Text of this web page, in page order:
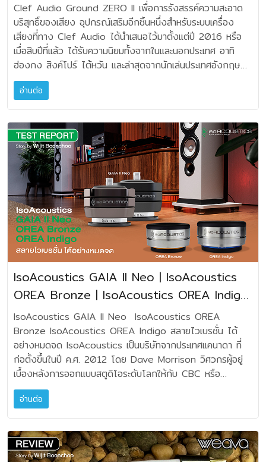
Offset ซึ่งปะปนอยู่บนไฟ AC บ้าน เป็นปัญหาที่สามารถพบได้
บ่อยขึ้นในปัจจุบัน เพราะอุปกรณ์ไฟฟ้าสมัยใหม่จำนวนมากใช้วง
จรสวิตชิ่ง (SMPS) และโหลดที่กินกระแสไม่สมมาตร ทำให้รูป
คลื่น AC มีค่าเฉลี่ยไม่เป็นศูนย์ ถ้าถามว่ามันจะเข้าไปส่งผลต่อ
ระบบเครื่องเสียงในบ้านอย่างไรบ้าง ก็อาจมีดังต่อไปนี้ครับ •
อาการที่หม้อแปลงไฟฟ้าเกิดอาการอิ่มตัว (Transformer
Saturation) นี่คือผลเสียที่สำคัญที่สุด เมื่อมี DC เพียงไม่กี่ร้อย
มิลลิโวลต์ปนอยู่บนไฟ AC จะทำให้แกนเหล็กของหม้อแปลงถูกไบ
อัสไปด้านหนึ่ง ส่งผลให้แกนเหล็กอิ่มตัวเร็วกว่าปกติ ซึ่งจะปราก
ฎอาการหม้อแปลงคราง (Hum/Buzz) ตัวเครื่องสั่น มีเสียงดัง
จากภายในแอมป์ โดยเฉพาะยิ่งใช้หม้อแปลง Toroidal ยิ่งไวต่อ
DC มากขึ้น • หม้อแปลงร้อนขึ้น เพราะเมื่อแกนอิ่มตัว กระแสแม่
เหล็ก (Magnetizing Current) จะเพิ่มขึ้นมาก ผลคือหม้อแปลง
ร้อนกว่าปกติ อายุการใช้งานลดลง และทำให้ประสิทธิภาพลดลง
• บางครั้งฟิวส์หรือเบรกเกอร์อาจตัดโดยไม่จำเป็น ซึ่งในกรณี
รุนแรงกระแสขณะเปิดเครื่อง (Inrush Current) สูงขึ้น ฟิวส์ก็
จะขาดง่ายขึ้น เบรกเกอร์อาจตัดโดยไม่มีสาเหตุชัดเจน • เพิ่ม
ระดับ Noise ในระบบ ถ้าในทางตรงแล้ว DC ไม่ได้เข้าไปใน
สัญญาณเสียง แต่ผลจากหม้อแปลงที่อิ่มตัวทำให้เกิด
Mechanical vibration สนามแม่เหล็กรั่วมากขึ้น EMI เพิ่มขึ้น
ซึ่งอาจทำให้พื้นเสียง (Noise Floor) แย่ลงในระบบที่ละเอียด
มากๆ ครับ • Dynamic ของแอมป์อาจลดลงเล็กน้อย ในกรณีที่
DC สูงมาก เมื่อหม้อแปลงทำงานใกล้จุดอิ่มตัว นี่เป็นคำตอบ
ของ Clef PowerBRIDGE-dcX ที่จะออกแบบมาเพื่อช่วยหยุด
ไม่ให้ DC Offset ในไฟบ้านออกไปสู่ระบบเครื่องเสียง ด้วย
วงจรกรอง DC คุณภาพสูงนั่นเอง สำหรับตัว Clef
สี่เหลี่ยม มีรูปโค้งเว้าสวยงามคล้ายเครื่องกรองไฟของ Clef มี
ขนาดกะทัดรัดอยู่ที่ประมาณ 65 × 180 × 253 มิลลิเมตร
(กว้าง × สูง × ลึก) และมีน้ำหนักตัวเครื่องอยู่ที่ 2 กิโลกรัม สม
น้ำสมตัว มีช่องต่อเอซีเอาต์สองชุด มีสายไฟเฉพาะของเขาเองมา
ให้ โดย Clef ใช้สายและขั้วรับแบบ C19 ขั้วต่อ C19 เป็นขั้วต่อ
Clef Audio Ground ZERO II เพื่อการรังสรรค์ความสะอาด
บริสุทธิ์ของเสียง อุปกรณ์เสริมอีกชิ้นหนึ่งสำหรับระบบเครื่อง
เสียงที่ทาง Clef Audio ได้นำเสนอไว้มาตั้งแต่ปี 2016 หรือ
เมื่อสิบปีที่แล้ว ได้รับความนิยมทั้งจากในและนอกประเทศ อาทิ
ฮ่องกง สิงค์โปร์ ไต้หวัน และล่าสุดจากนักเล่นประเทศอังกฤษ
จนเมื่อเร็วๆ นี้ ได้รับรางวัลห้าดาว จากนิตยสาร HiFi Choice
เมื่อปลายปี 2025 แม้ว่าจะมีคุณภาพที่ดีมาก แต่ทางทีมงาน
ออกแบบ ยังเชื่อว่าสามารถปรับปรุงให้ดีขึ้นได้อีก จึงเป็นที่มาของ
GroundZERO MK II ที่ได้รับการพัฒนาปรับปรุงขึ้นไปอีกระดับ
การลดการรบกวนที่สามารถหลุดรอดมาในระบบเสียง อัน
เนื่องจากระบบกราวนด์ เป็นปัญหาประการหนึ่งซึ่งนักเล่นเครื่อง
เสียงพบกันอยู่ตลอดเวลา เพียงแต่ว่าจะมีความเอาใจใส่ ให้ความ
สำคัญ และเข้าใจถึงรูปแบบวิธีการที่จะขจัดมันได้ดีหรือไม่ บาง
ครั้งด้วยเหตุที่อุปกรณ์ซึ่งนำออกมาจำหน่ายโดยผู้ผลิตต่างประเทศ
จะมีราคาสูงมาก ทำให้ความรู้สึกของนักเล่น มองว่าไม่จำเป็นหรือ
ไม่คุ้มค่า แต่ในความเป็นจริงทางปฏิบัติ การจัดการระบบกราวนด์
มีผลต่อคุณภาพเสียงมาก สังเกตได้ว่าระยะนี้นักเล่นเครื่องเสียงระ
ดับไฮเอ็นด์หันมาสนใจเรื่องนี้กันอย่างมากเป็นพิเศษ สำหรับ
GroundZERO MK II ของ Clef Audio อาจจะเป็นตัวตอบ
โจทย์ที่ดี เพราะในแง่คุณภาพและราคาตั้งแต่รุ่นแรกที่ผมเคย
ทดลองมาแล้ว มาจนถึงรุ่น MK II นับว่าให้ผลได้คุ้มค่าน่าทึ่งเลยที
นี้ โดยหลักการโดยทั่วไปจะทำการลด Noise ในระบบกราวนด์
ด้วยการนำอุปกรณ์ไปเสียบต่อเข้ากับช่อง RCA ที่ว่างอยู่นั้น ก็
เป็นเรื่องที่ง่ายดายไม่ยุ่งยากซับซ้อน และไม่ต้องใช้ไฟเลี้ยงครับ
หลักการพื้นฐานสำหรับช่อง RCA ที่ไม่ได้ใช้งานในเครื่องเสียง
ส่วนมากจะยังคงเชื่อมต่อกับกราวนด์สัญญาณ (Signal
Ground) ของวงจรอยู่ตลอดเวลา ซึ่ง Noise ที่เกิดขึ้นในระบบ
ที่จะสามารถหลุดรอดมาทางกราวนด์ได้ เช่น RF Noise หรือ
คลื่นวิทยุความถี่สูง การรบกวนโดย EMI จากสวิตชิ่งเพาเวอร์
ซัพพลาย ไม่เว้นกระทั่งดิจิทัลน้อยซ์ที่มากับ DAC และ Network
Streamer มันคือกระแสรบกวนที่ไหลวนในกราวนด์นั่นเอง หลาย
อ่านต่อ
IsoAcoustics GAIA II Neo | IsoAcoustics
OREA Bronze | IsoAcoustics OREA Indigo
สลายไวเบรชั่น ได้อย่างหมดจด
IsoAcoustics GAIA II Neo IsoAcoustics OREA Bronze IsoAcoustics OREA Indigo สลายไวเบรชั่น ได้อย่างหมดจด IsoAcoustics เป็นบริษัทจากประเทศแคนาดา ที่ก่อตั้งขึ้นในปี ค.ศ. 2012 โดย Dave Morrison วิศวกรผู้อยู่เบื้องหลังการออกแบบสตูดิโอระดับโลกให้กับ CBC หรือ Canadian Broadcasting Corporation ซึ่งเป็นองค์กรกระจายเสียงแห่งชาติของแคนาดา จุดเริ่มต้นของบริษัท ในระหว่างการทำงานกับ CBC เป็นเวลานานกว่า 20 ปี Dave Morrison พบว่าปัญหาใหญ่ของระบบเสียงทั้งในสตูดิโอและในบ้านคือ “แรงสั่นสะเทือน” ที่ส่งผ่านระหว่างลำโพง อุปกรณ์ และพื้นผิวรองรับ ซึ่งทำให้รายละเอียดเสียง ความเที่ยงตรง และมิติของเวทีเสียงลดลง จากประสบการณ์ด้านวิศวกรรมและอะคูสติก เขาจึงพัฒนาเทคโนโลยี Isolation ที่สามารถแยกแรงสั่นสะเทือนได้อย่างมีประสิทธิภาพ และก่อตั้ง IsoAcoustics เพื่อนำเทคโนโลยีนี้ออกสู่ตลาดเครื่องเสียงและงานสตูดิโอ พัฒนาการที่สำคัญของ IsoAcoustics • ปี 2012 ก่อตั้งบริษัทและเปิดตัวผลิตภัณฑ์สำหรับมอนิเตอร์สตูดิโอ • ปี 2016 เปิดตัวซีรีส์ GAIA สำหรับลำโพงไฮไฟระดับไฮเอ็นด์ • ปี 2017 เปิดตัวซีรีส์ OREA สำหรับอุปกรณ์เครื่องเสียง เช่น DAC, CD Player และ Turntable ปัจจุบันผลิตภัณฑ์ของบริษัทได้รับการใช้งานอย่างแพร่หลายในวงการออดิโอไฟล์และสตูดิโอทั่วโลก ด้วยแนวคิดหลักของ IsoAcoustics คือจัดการแรงสั่นสะเทือนอย่างถูกต้อง เพื่อให้อุปกรณ์และลำโพงสามารถถ่ายทอดเสียงได้เต็มศักยภาพ แทนที่จะใช้วัสดุแข็งเพื่อถ่ายเทแรงสั่นลงพื้น IsoAcoustics ใช้โครงสร้างภายในที่ออกแบบให้ “ดูดซับและควบคุม” การสั่นสะเทือนอย่างเป็นระบบ มุ่งพัฒนาเทคโนโลยีควบคุมแรงสั่นสะเทือนเพื่อยกระดับคุณภาพเสียงของลำโพงและอุปกรณ์เครื่องเสียงให้มีความชัดเจน นิ่ง และสมจริงยิ่งขึ้น โดยใช้โครงสร้างภายในแบบยืดหยุ่นที่ “รับน้ำหนักตามช่วงที่กำหนด” เพื่อเปลี่ยนพลังงานสั่นสะเทือนให้ลดลงก่อนจะส่งต่อไปยังพื้น หรือย้อนกลับเข้าสู่ตัวอุปกรณ์ ผลลัพธ์ที่ผู้ใช้มักพบคือเสียงสะอาดขึ้น โฟกัสดีขึ้น เวทีเสียงนิ่งขึ้น และเบสกระชับขึ้น สำหรับนักเล่นเครื่องเสียงทั่วโลก IsoAcoustics ได้กลายเป็นหนึ่งในแบรนด์มาตรฐานด้าน Isolation ที่ได้รับการยอมรับอย่างกว้างขวาง ในฐานะอุปกรณ์ที่ขึ้นชื่อว่า จำเป็นอย่างยิ่งสำหรับออดิโอไฟล์ ทั้งคุณภาพและราคาที่สมเหตุผล อีกทั้ง IsoAcoustics เป็นอุปกรณ์ที่มีองค์ประกอบของยางพิเศษ โครงโลหะช่วยรองรับและสลายการสั่นไวอย่างเป็นรูปธรรม เป็นหลักการวิทยาศาสตร์ที่อธิบายความจริงอันปราศจากข้อสงสัย ทำให้แบรนด์เครื่องเสียงระดับโลกส่วนใหญ่เลือกนำไปใช้กับผลิตภัณฑ์ของตน เทคโนโลยีหลักของ IsoAcoustics : 1. Tuned Isolation แกนภายในของแต่ละรุ่นถูกออกแบบให้ทำงานดีที่สุดภายใต้ช่วงน้ำหนักที่กำหนด หากใช้น้ำหนักตรงตามสเปก ประสิทธิภาพการแยกแรงสั่นสะเทือนจะสูงสุด 2. Directional Energy Management ควบคุมการเคลื่อนไหวในแนวที่ต้องการลดการสั่นด้านข้างที่ทำให้ภาพเสียงพร่ามัว โดยเฉพาะในลำโพงตั้งพื้น 3. Suction-Cup Effect (OREA) ผิวสัมผัสด้านบนและด้านล่างมีลักษณะคล้ายการดูดเกาะ ช่วยยึดกับตัวเครื่องและชั้นวางได้มั่นคง 4. Structural-Borne Noise Reduction ลดการส่งแรงสั่นเข้าสู่สองสถานะ คือสลายลงพื้นและลดการสะท้อนกลับเข้าสู่เครื่องเสียงหรือ ลำโพง ผมได้นำเอาอุปกรณ์ตัวรองของ IsoAcoustics มาทดสอบสามโมเดลพร้อมกันคือ • IsoAcoustics GAIA II Neo สำหรับลำโพงตั้งพื้นโดยเฉพาะ รุ่นนี้ออกแบบมาให้เหมาะสำหรับผู้ที่ต้องการยกระดับคุณภาพเสียงของลำโพงตั้งพื้นอย่างชัดเจน ทั้งด้านเวทีเสียง ความนิ่งของตำแหน่งชิ้นดนตรี และเบสที่กระชับ โดยเป็นรุ่นพัฒนาต่อจากตระกูล GAIA พร้อมปรับปรุงเรื่องการติดตั้งและการปรับระดับ ด้วยการขันเกลียวแทนสไปก์หรือขาเดิมของเครื่อง มีแอคเซสเซอรี่ เกลียวหมุน หลายขนาดมาให้ปรับใช้กับขาตั้งลำโพงหรือทดแทนฐาน สไปก์ในลำโพงตั้งพื้น GAIA II Neo มีขนาดใหญ่กว่ารุ่น OREA พร้อมเกลียวติดตั้งรับน้ำหนักสูงสุดประมาณ 120 ปอนด์ (54–55 กิโลกรัม) ต่อชุด 4 ชิ้น โดยมีเส้นผ่าศูนย์กลาง 65 มิลลิเมตร ความสูง 50 มิลลิเมตร สามารถปรับความสูงเพิ่มเติมได้อีก 8.5 มิลลิเมตร (0.34 นิ้ว) ดังนั้นเมื่อติดตั้งแล้ว ส่งผลให้มีความสูงรวมที่สามารถปรับได้ประมาณ 50 – 58.5 มิลลิเมตร • IsoAcoustics OREA Indigo สำหรับอุปกรณ์อิเล็กทรอนิกส์น้ำหนักปานกลาง ออกแบบมาให้เหมาะกับการรองรับใต้เครื่อง DAC, Integrated Amplifier, CD Player หรือ Turntable ที่มีน้ำหนักค่อนข้างมาก ให้ผลดีในด้านความนิ่งของเสียง รายละเอียด และมิติของเวทีเสียง ขนาดเส้นผ่าศูนย์กลาง 58 ความสูง 33 มิลลิเมตร สำหรับการใช้งานวางใต้เครื่องนั้นจะรองรับน้ำหนักต่อจุด 16 ปอนด์ (7.2 กิโลกรัม) • IsoAcoustics OREA Bronze เหมาะกับ Streamer, DAC หรือปรีแอมป์ขนาดและน้ำหนักไม่ใหญ่มาก ให้ผลคุ้มค่าและใช้เป็นจุดเริ่มต้นที่ดีในการทดลองระบบ Isolation ขนาดเส้นผ่าศูนย์กลาง 50 มิลลิเมตร สูง 29 มิลลิเมตร วางใต้เครื่องสำหรับรับน้ำหนัก 8 ปอนด์ (3.6 กิโลกรัมกิโลกรัม) ต่อจุด อุปกรณ์ทุกรุ่นของ IsoAcoustics มีจุดประสงค์หลักก็คือ ลดความขุ่นมัว ทำให้โฟกัสนิ่งขึ้น เบสกระชับ เวทีเสียงเปิด ด้วยจะยังคงคุณภาพเสียงดั้งเดิมของซิสเต็มเครื่องเสียงและลำโพงเอาไว้อย่างมั่นคง การเลือกใช้งานตามน้ำหนัก โดยคำนวณจากน้ำหนักของอุปกรณ์ ซึ่งใช้ได้ตั้งแต่สามจุดถึงสี่จุด ถ้าจะให้สรุปให้เห็นชัดเจนขึ้นก็คือ • รุ่น OREA Bronze ใช้ 3 ชิ้น สามารถรองรับน้ำหนักรวม 10.8 กิโลกรัม หรือถ้าใช้ 4 ชิ้น รองรับน้ำหนักรวมได้ 14.4 กิโลกรัม • รุ่น OREA Indigo ใช้ 3 ชิ้น สามารถรองรับน้ำหนักรวม 21.6 กก. ใช้ 4 ชิ้น สามารถรองรับน้ำหนักรวม 28.8 กก. • รุ่น GAIA II Neo รุ่นนี้จะมีเกลียวทดแทน Spike ที่ใช้กับลำโพงตั้งพื้นหรือซับวูฟเฟอร์ ที่มีหนักไม่เกินประมาณ 54–55 กก. ต่อข้าง (ต่อชุด 4 ชิ้น) Test Report ในระหว่างการทดสอบชุดเครื่องเสียงและลำโพงในช่วงสามสัปดาห์ที่ผ่านมา ผมได้นำอุปกรณ์ทั้งสามรุ่นของ IsoAcoustics มาร่วมทดสอบใช้อย่างเต็มที่ และเก็บผลลัพธ์เพื่อสรุปให้กับท่านผู้อ่านรับทราบและใช้พิจารณาในการนำไปใช้งานครับ โดยมีเครื่องแอมปลิไฟร์ DAC เครื่องเล่น SACD และลำโพงระดับมอนิเตอร์เป็นเรฟเฟอร์เร้นซ์ Reference : - Rogers LS3/5A Diamond Jubilee และ Rogers AB3A Subwoofer Stand - Revival Audio ATALANTE 4 - NAD C 399 Amplifier - Marantz 30 N SACD ผมได้วิเคราะห์อุปกรณ์ของ IsoAcoustics พบว่ามีการออกแบบดูเรียบง่าย และเน้นเรื่องการใช้งานเชิงฟิสิกส์ที่มีผลลัพธ์อันแน่นอน ไม่ได้ออกแบบให้เป็นเครื่องประดับตกแต่งวิลิศมาหราใดๆทั้งสิ้น พูดง่ายๆ ไม่เอาคอสเมติคมาเรียกราคา แต่เน้นความจริงของผลลัพธ์ที่ได้ โครงสร้างหลักและหลักการทำงานของ IsoAcoustics มีพื้นฐานมาจากแนวคิดเรื่องการแยกแรงสั่นสะเทือน (Isolation) และการควบคุมทิศทางการเคลื่อนตัวของพลังงาน (Directional Energy Management) เพื่อให้ลำโพงหรืออุปกรณ์เครื่องเสียงทำงานได้เต็มประสิทธิภาพมากที่สุด จากโครงสร้างที่ออกแบบจากทีมงาน IsoAcoustics เราสามารถแยกแยะองค์ประกอบหลักทั่วไปของอุปกรณ์ดังนี้ 1. Top Cap หรือส่วนยึดด้านบน ที่เป็นส่วนที่สัมผัสกับฐานของลำโพงหรืออุปกรณ์ จะผลิตจากโลหะคุณภาพสูง เช่น สเตนเลสหรืออะลูมิเนียม กรณีรุ่น GAIA II Neo ได้ออกแบบให้ยึดแน่นกับเกลียวมาตรฐาน เช่น M6, M8 หรือ 1/4”- 20 รับน้ำหนัก และถ่ายแรงสั่นสะเทือนเข้าสู่ระบบที่ช่วยสลายการสั่นให้ลดลงอย่างเป็นรูปธรรม 2. Internal Isolator แกนยางสังเคราะห์ภายใน อันเป็นหัวใจของเทคโนโลยี IsoAcoustics ใช้วัสดุประเภทยางอีลาสโตเมอร์ (Elastomer) ที่มีค่าความยืดหยุ่นเฉพาะ ถูกออกแบบให้รองรับน้ำหนักในแนวดิ่ง แต่ยอมให้มีการเคลื่อนตัวเล็กน้อยในแนวราบ หน้าที่โครงสร้างส่วนนี้ ช่วยดูดซับและสลายพลังงานสั่นสะเทือน พร้อมลด “อคูสติคฟีดแบ็ค” ส่งแรงย้อนกลับจากพื้นสู่ตัวอุปกรณ์ 3. Outer Housing โครงสร้างภายนอก มีตัวเรือนโลหะที่ครอบระบบภายใน ที่ช่วยควบคุมทิศทางและระยะการเคลื่อนตัวของ Isolator และเพิ่มความแข็งแรงและความแม่นยำทางกล หน้าที่หลักคือทำให้ระบบมีพฤติกรรมการสั่นที่คงที่และสม่ำเสมอ 4. Bottom Base ฐานสัมผัสพื้น อันเป็นส่วนที่สัมผัสกับพื้นหรือชั้นวาง มีวัสดุป้องกันการลื่นและกระจายแรงกด ที่จะทำหน้าที่ลดแรงสะท้อนกลับจากพื้นและเพิ่มความมั่นคง 5. Height Adjustment เฉพาะบางรุ่น เช่น GAIA II Neo มีระบบเกลียวปรับระดับความสูงอย่างละเอียด ทดแทนเกลียวและสไปก์เดิม ช่วยตั้งลำโพงให้ได้ระดับและสมดุลที่เหมาะสม แต่จะเปลี่ยนระบบที่เกร็งแข็งเป็นมั่นคง แต่...ยืดหยุ่น หลักการทำงานโดยสรุปจากการทดสอบ 1. รองรับลำโพงหรือเครื่อง ที่สร้างแรงสั่นสะเทือน 2. พลังงานถ่ายเทเข้าสู่ระบบโครงสร้าง Isolator 3. Elastomer จะทำการแปลงพลังงานกลเป็นความร้อนเล็กน้อย 4. ลดแรงสะท้อนกลับจากพื้น ไม่ให้มีฟีดแบ็คคืนมา 5. ตู้ลำโพงนิ่งขึ้น ตัวเครื่องนิ่งขึ้น เป็นผลต่อไดรเวอร์ และระบบเสียงที่มีผลกระทบย้อนกลับจากอะคูสติกในรอบของห้องฟัง โดยรวมทำงานแม่นยำขึ้นอย่างมีนัยยะสำคัญ ผลการทดสอบผมขอกล่าวถึงรุ่น GAIA II Neo ก่อนนะครับ เพราะได้ถูกออกแบบมาใช้กับลำโพงตั้งพื้นโดยตรง ที่ผมประทับใจเป็นพิเศษ และเป็นรุ่นที่มีเทคนิคขั้นสูงที่มีความสลับซับซ้อนที่สุด หลักการคือใช้สำหรับยึดติด ทดแทนสไปก์ที่ฐานลำโพง หนึ่งกล่องมีตัวอุปกรณ์ไอโซเลเตอร์ 4 ชิ้น พร้อมอุปกรณ์เสริม จานรอง 4 ชุด สักกะหลาด 4 ชิ้น ยางวงแหวน 4 ชิ้น และสกรูใช้ขันเกลียวมาตรฐานต่างขนาดรวมสามชุดหรือ 12 ชิ้น สำหรับใช้งานร่วมกัน เมื่อต้องใช้กับลำโพงหนึ่งคู่ เท่ากับเราต้องใช้ GAIA II Neo สองกล่อง หรือดับเบิ้ลอุปกรณ์เป็นหนึ่งเท่าตัวเป็นชุดตัวรอง 8 ตัวนั่นเอง การใช้งาน GAIA II Neo เริ่มจากการถอดสกรูหรือ Spike เดิมของลำโพงออก แล้วจัดชุดของ GAIA II Neo ลงไปแทน เราสามารถปรับระดับความสมดุลมุมลำโพงได้ครับ ด้วยการปรับหมุนเกลียวของอุปกรณ์แต่ละจุด (มีขนาดเกลียวมาให้เลือก) การใช้งานไม่ได้ยุ่งยากอะไรแต่อาจเสียเวลาในการปรับเปลี่ยนจากของเดิมเล็กน้อยครับ สิ่งที่สังเกตได้ก็คือ GAIA II Neo มีรูปแบบของวัสดุยางยึดติดที่หยุ่นตัว จะช่วยลดสภาวะเกร็งแข็งของฐานเดิมที่เคยใช้ Spike มาเป็นอีกแบบหนึ่ง วิธีการของอุปกรณ์นี้จะเริ่มสลายไวเบรชั่นช้าๆ และค่อยเติมเต็มประสิทธิภาพขึ้นจนถึงจุดสมดุล ดังนั้นเมื่อเริ่มใช้งาน IsoAcoustics เข้าไปในซิสเต็มไม่ว่าจะเป็นรุ่นสำหรับฐานลำโพง GAIA II Neo มาจนถึงรุ่นตัวรองเครื่อง OREA Bronze และ OREA Indigo จะมีปฏิกิริยาเริ่มต้นการเปลี่ยนแปลงช้าๆ ก่อนเร่งปฏิกิริยาแบบอยู่ตัวในที่สุด ดังนั้นถ้าผู้ฟังช่างสังเกตสักหน่อย ช่วง 1-3 นาทีแรก เมื่อเริ่มใช้ IsoAcoustics เป็นครั้งแรก เสียงเพลงที่เราคุ้นเคย คล้ายเหมือนถูกเบรค ดึงจังหวะให้ช้า หรือ “หนืดลง” ก็อย่าเพิ่งแปลกใจนะครับ เพียงครู่เดียวจังหวะจะกลับมากระชับ กระฉับกระเฉงเป็นปกติ แต่สิ่งที่หายไปอย่างชัดเจนมากๆคือเสียงสากเสี้ยนของความถี่กลาง และเมื่อใช้งานไปเรื่อยๆ คุณจะสัมผัสว่าเสียงดนตรีสะอาดสะอ้านกว่าเดิมอย่างชัดแจ้ง ถามว่าปฏิกิริยาดังกล่าวนี้ จะเป็นทุกครั้งในการใช้งาน IsoAcoustics GAIA II Neo, OREA Bronze, OREA Indigo หรือไม่? ...ตอบว่าไม่ครับ จะเป็นเฉพาะครั้งแรกที่คุณนำมาใช้งาน มันจะคล้ายๆ อุปกรณ์ที่เริ่มรับความถี่ และค่อยๆ สลายไวเบรชั่นส่วนเกินออกไป หลังจากนั้นกลับมาเล่น ครั้งต่อๆ ไปก็ไม่มีอาการนี้อีกแล้วครับ (คล้ายเราเบิร์นอุปกรณ์เครื่องเสียง) ปฏิกิริยานี้นับว่าเป็นความน่าสนใจทีเดียว ผลลัพธ์การใช้งานของ GAIA II Neo จะทำให้คุณได้ก้าวสู่โลกของดนตรีที่สะอาดสดใส โปร่งกังวานสมจริงอย่างไม่เคยเป็นมาก่อน ผมสามารถสรุปได้เลยนะครับ สำหรับคำกล่าวถึงอุปกรณ์ประเภทไอโซเลเตอร์ที่ว่า “ใช้แล้วไม่อาจถอดออกได้” IsoAcoustics เป็นความจริงอย่างที่สุด การสั่นสะเทือนระดับน้อยๆ คือ “อีแอบ” ที่เคยซ่อนตัว
อ่านต่อ